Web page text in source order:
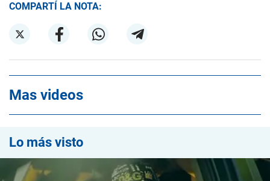
COMPARTÍ LA NOTA:
Mas videos
Lo más visto